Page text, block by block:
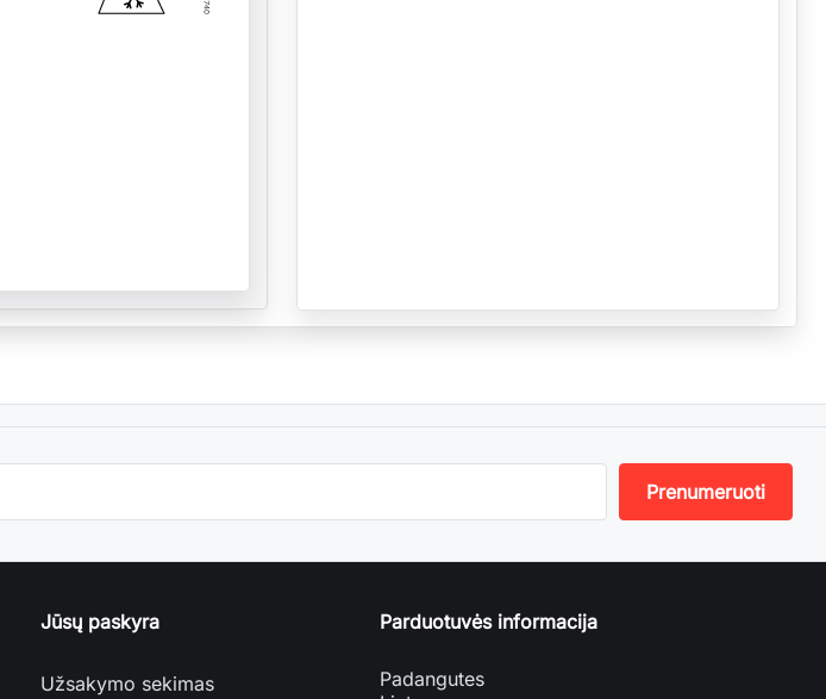
Jūsų paskyra
Užsakymo sekimas
Parduotuvės informacija
Padangutes